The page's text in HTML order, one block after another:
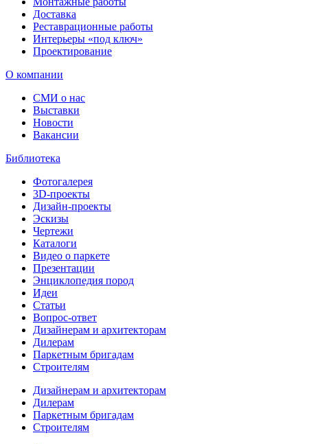
Доставка
Реставрационные работы
Интерьеры «под ключ»
Проектирование
О компании
СМИ о нас
Выставки
Новости
Вакансии
Библиотека
Фотогалерея
3D-проекты
Дизайн-проекты
Эскизы
Чертежи
Каталоги
Видео о паркете
Презентации
Энциклопедия пород
Идеи
Статьи
Вопрос-ответ
Дизайнерам и архитекторам
Дилерам
Паркетным бригадам
Строителям
Дизайнерам и архитекторам
Дилерам
Паркетным бригадам
Строителям